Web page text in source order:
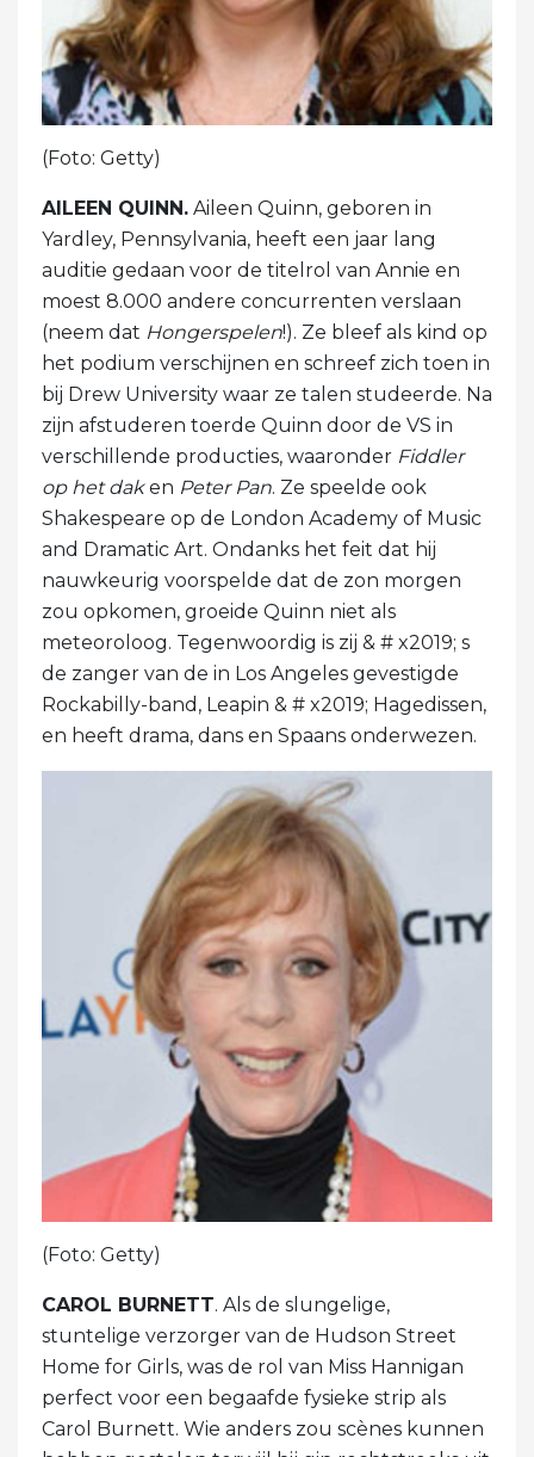
(Foto: Getty)
AILEEN QUINN. Aileen Quinn, geboren in
Yardley, Pennsylvania, heeft een jaar lang
auditie gedaan voor de titelrol van Annie en
moest 8.000 andere concurrenten verslaan
(neem dat Hongerspelen!). Ze bleef als kind op
het podium verschijnen en schreef zich toen in
bij Drew University waar ze talen studeerde. Na
zijn afstuderen toerde Quinn door de VS in
verschillende producties, waaronder Fiddler
op het daken Peter Pan. Ze speelde ook
Shakespeare op de London Academy of Music
and Dramatic Art. Ondanks het feit dat hij
nauwkeurig voorspelde dat de zon morgen
zou opkomen, groeide Quinn niet als
meteoroloog. Tegenwoordig is zij & # x2019; s
de zanger van de in Los Angeles gevestigde
Rockabilly-band, Leapin & # x2019; Hagedissen,
en heeft drama, dans en Spaans onderwezen.
(Foto: Getty)
CAROL BURNETT. Als de slungelige,
stuntelige verzorger van de Hudson Street
Home for Girls, was de rol van Miss Hannigan
perfect voor een begaafde fysieke strip als
Carol Burnett. Wie anders zou scènes kunnen